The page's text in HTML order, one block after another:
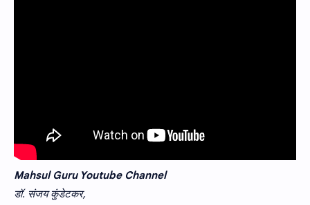
Mahsul Guru Youtube Channel
डॉ. संजय कुंडेटकर,